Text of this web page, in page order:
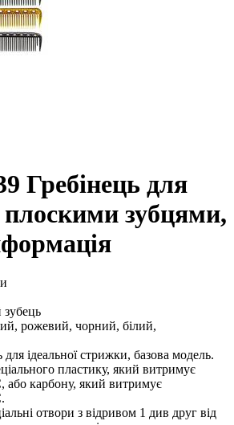
Гребінець для
зубцями,
рожевий, чорний, білий,
ідеальної стрижки, базова модель.
пластику, який витримує
або карбону, який витримує
отвори з відривом 1 див друг від